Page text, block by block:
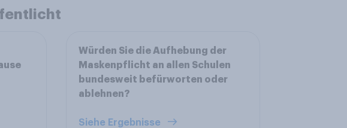
Würden Sie die Aufhebung der
Maskenpflicht an allen Schulen
bundesweit befürworten oder
ablehnen?
Siehe Ergebnisse